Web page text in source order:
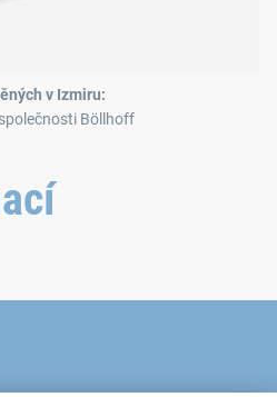
v Izmiru:
Böllhoff